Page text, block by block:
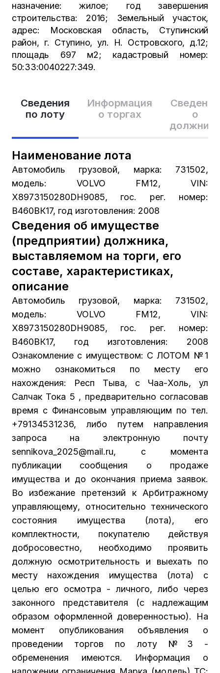
Сведения
по лоту
Информация
о торгах
Сведения
о
Наименование лота
Автомобиль грузовой, марка: 731502,
модель: VOLVO FM12, VIN:
X8973150280DH9085, гос. рег. номер:
В460ВК17, год изготовления: 2008
Сведения об имуществе
(предприятии) должника,
выставляемом на торги, его
составе, характеристиках,
описание
Автомобиль грузовой, марка: 731502,
модель: VOLVO FM12, VIN:
X8973150280DH9085, гос. рег. номер:
В460ВК17, год изготовления: 2008
Ознакомление с имуществом: С ЛОТОМ №1
можно ознакомиться по месту его
нахождения: Респ Тыва, с Чаа-Холь, ул
Салчак Тока 5 , предварительно согласовав
время с Финансовым управляющим по тел.
+79134531236, либо путем направления
запроса на электронную почту
sennikova_2025@mail.ru, с момента
публикации сообщения о продаже
имущества и до окончания приема заявок.
Во избежание претензий к Арбитражному
управляющему, относительно технического
состояния имущества (лота), его
комплектности, покупателю действуя
добросовестно, необходимо проявить
должную осмотрительность и выехать по
месту нахождения имущества (лота) с
целью его осмотра - личного, либо через
законного представителя (с надлежащим
образом оформленной доверенностью). На
момент опубликования объявления о
проведении торгов по лоту №3 -
обременения имеются. Информация о
назначение: жилое; год завершения
строительства: 2016; Земельный участок,
адрес: Московская область, Ступинский
район, г. Ступино, ул. Н. Островского, д.12;
площадь 697 м2; кадастровый номер:
50:33:0040227:349.